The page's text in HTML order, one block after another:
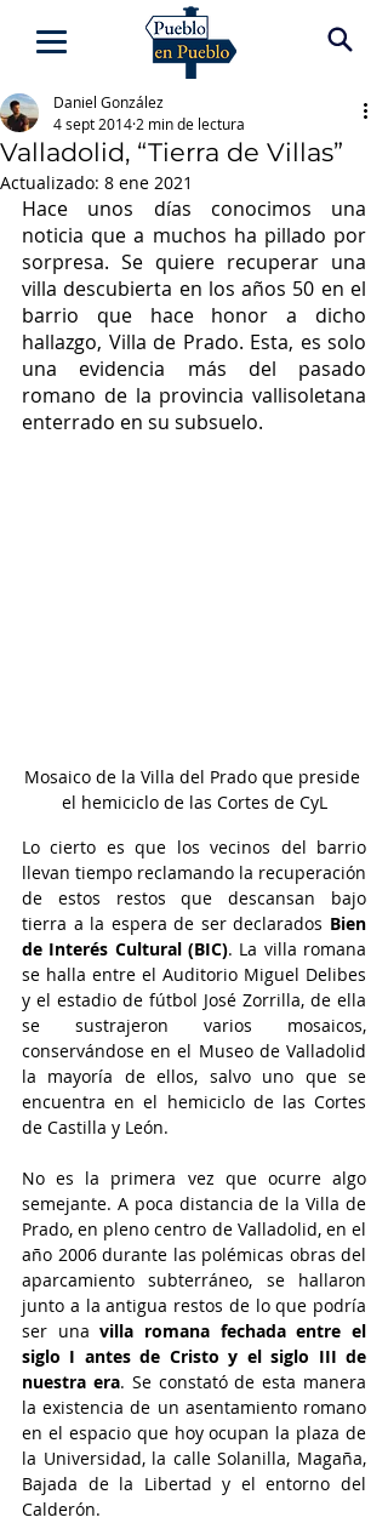
Valladolid, “Tierra de Villas”
Daniel González
4 sept 2014 2 min de lectura
Actualizado: 8 ene 2021
Hace unos días conocimos una
noticia que a muchos ha pillado por
sorpresa. Se quiere recuperar una
villa descubierta en los años 50 en el
barrio que hace honor a dicho
hallazgo, Villa de Prado. Esta, es solo
una evidencia más del pasado
romano de la provincia vallisoletana
enterrado en su subsuelo.
Mosaico de la Villa del Prado que preside
el hemiciclo de las Cortes de CyL
Lo cierto es que los vecinos del barrio
llevan tiempo reclamando la recuperación
de estos restos que descansan bajo
tierra a la espera de ser declarados Bien
de Interés Cultural (BIC). La villa romana
se halla entre el Auditorio Miguel Delibes
y el estadio de fútbol José Zorrilla, de ella
se sustrajeron varios mosaicos,
conservándose en el Museo de Valladolid
la mayoría de ellos, salvo uno que se
encuentra en el hemiciclo de las Cortes
de Castilla y León.
No es la primera vez que ocurre algo
semejante. A poca distancia de la Villa de
Prado, en pleno centro de Valladolid, en el
año 2006 durante las polémicas obras del
aparcamiento subterráneo, se hallaron
junto a la antigua restos de lo que podría
ser una villa romana fechada entre el
siglo I antes de Cristo y el siglo III de
nuestra era. Se constató de esta manera
la existencia de un asentamiento romano
en el espacio que hoy ocupan la plaza de
la Universidad, la calle Solanilla, Magaña,
Bajada de la Libertad y el entorno del
Calderón.